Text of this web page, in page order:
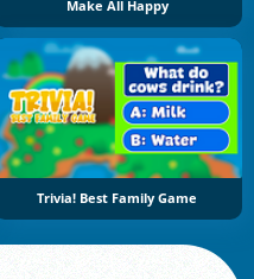
Make All Happy
Trivia! Best Family Game